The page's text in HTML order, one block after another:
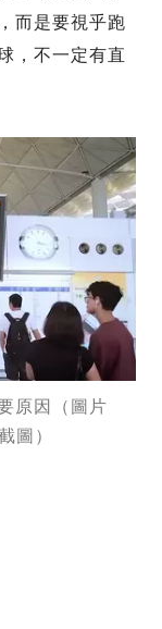
而是要視乎跑
，不一定有直
原因（圖片
圖）